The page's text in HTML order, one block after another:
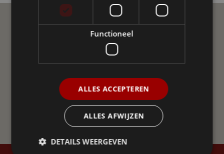
Ellio Community
en antwoord, delen nieuws, advies en ervaringen uit.
Functioneel
ALLES ACCEPTEREN
ALLES AFWIJZEN
DETAILS WEERGEVEN